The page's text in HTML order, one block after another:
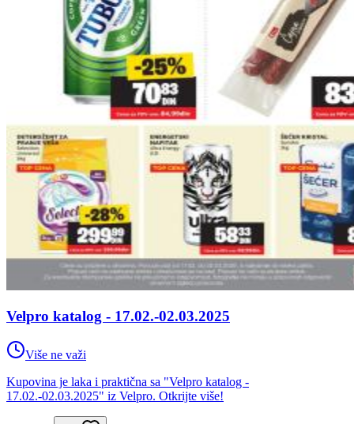
Velpro katalog - 17.02.-02.03.2025
Više ne važi
Kupovina je laka i praktična sa "Velpro katalog -
17.02.-02.03.2025" iz Velpro. Otkrijte više!